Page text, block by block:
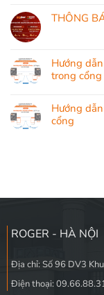
THÔNG
Hướng
trong cổng
Hướng
cổng
ROGER - HÀ NỘI
Địa chỉ: Số 96 DV3
Điện thoại: